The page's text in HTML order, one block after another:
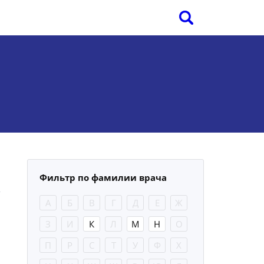
Фильтр по фамилии врача
А Б В Г Д Е
Ж
З
И К Л М Н
О
П
Р С Т У Ф
Х